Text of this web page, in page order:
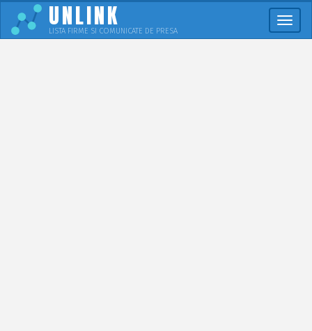
UNLINK
LISTA FIRME SI COMUNICATE DE PRESA